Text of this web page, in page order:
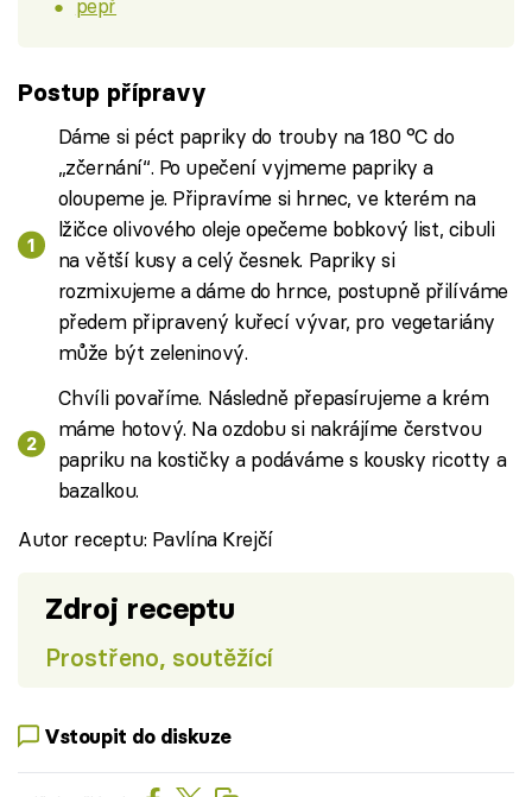
pepř
Postup přípravy
Dáme si péct papriky do trouby na 180 °C do
„zčernání“. Po upečení vyjmeme papriky a
oloupeme je. Připravíme si hrnec, ve kterém na
lžičce olivového oleje opečeme bobkový list, cibuli
na větší kusy a celý česnek. Papriky si
rozmixujeme a dáme do hrnce, postupně přilíváme
předem připravený kuřecí vývar, pro vegetariány
může být zeleninový.
Chvíli povaříme. Následně přepasírujeme a krém
máme hotový. Na ozdobu si nakrájíme čerstvou
papriku na kostičky a podáváme s kousky ricotty a
bazalkou.
Autor receptu: Pavlína Krejčí
Zdroj receptu
Prostřeno, soutěžící
Vstoupit do diskuze